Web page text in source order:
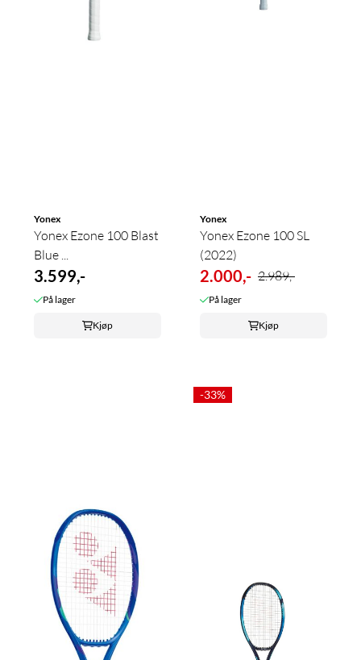
Yonex
Yonex Ezone 100 Blast
Blue ...
3.599,-
På lager
Kjøp
Yonex
Yonex Ezone 100 SL
(2022)
2.000,- 2.989,-
På lager
Kjøp
-33%